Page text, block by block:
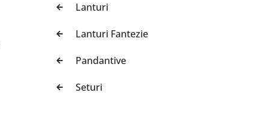
Lanturi
Lanturi Fantezie
Pandantive
Seturi